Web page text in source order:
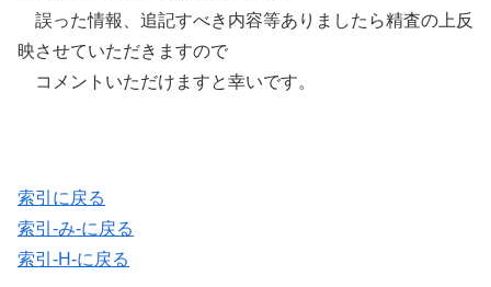
誤った情報、追記すべき内容等ありましたら精査の上反
映させていただきますので
コメントいただけますと幸いです。
索引に戻る
索引-み-に戻る
索引-H-に戻る